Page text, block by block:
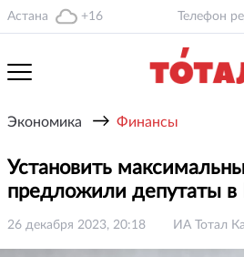
Астана +16 Телефон
Экономика → Финансы
Установить
предложили депутаты в
26 декабря 2023, 20:18 ИА Тотал